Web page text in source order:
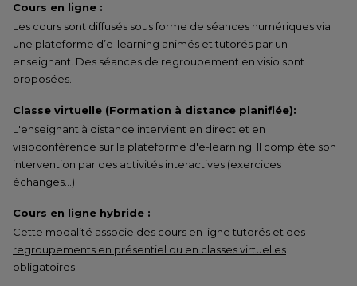
Cours en ligne :
Les cours sont diffusés sous forme de séances numériques via
une plateforme d’e-learning animés et tutorés par un
enseignant. Des séances de regroupement en visio sont
proposées.
Classe virtuelle (Formation à distance planifiée):
L'enseignant à distance intervient en direct et en
visioconférence sur la plateforme d'e-learning. Il complète son
intervention par des activités interactives (exercices
échanges…)
Cours en ligne hybride :
Cette modalité associe des cours en ligne tutorés et des
regroupements en présentiel ou en classes virtuelles
obligatoires